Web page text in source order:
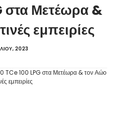
στα Μετέωρα &
εμπειρίες
2023